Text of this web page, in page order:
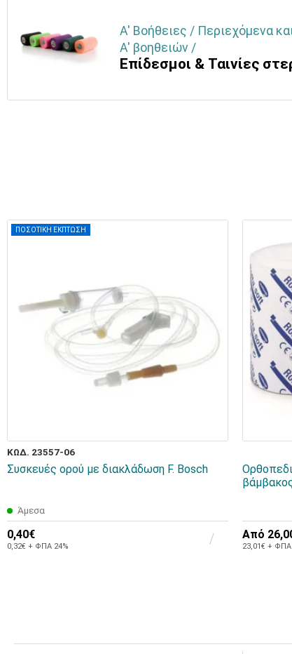
Α' Βοήθειες / Περιεχόμενα
Α' βοηθειών /
Επίδεσμοι & Ταινίες
ΠΟΣΟΤΙΚΗ ΕΚΠΤΩΣΗ
ΚΩΔ. 23557-06
Συσκευές ορού με διακλάδωση F. Bosch
Άμεσα
0,40€
0,32€ + ΦΠΑ 24%
Από
23,01€ + ΦΠΑ